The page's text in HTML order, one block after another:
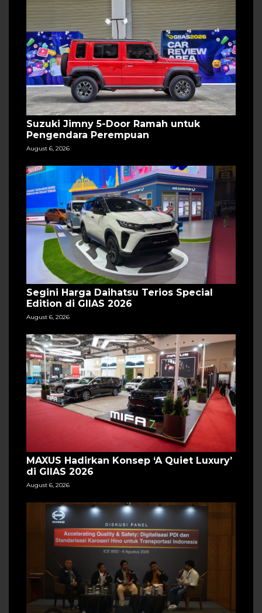
Suzuki Jimny 5-Door Ramah untuk
Pengendara Perempuan
August 6, 2026
Segini Harga Daihatsu Terios Special
Edition di GIIAS 2026
August 6, 2026
MAXUS Hadirkan Konsep ‘A Quiet Luxury’
di GIIAS 2026
August 6, 2026